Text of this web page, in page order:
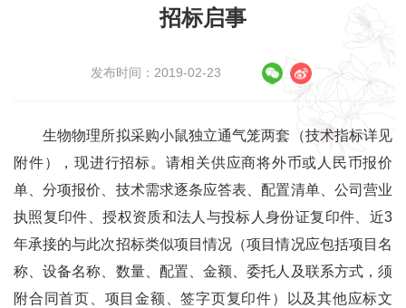
招标启事
发布时间：2019-02-23
生物物理所拟采购小鼠独立通气笼两套（技术指标详见
附件），现进行招标。请相关供应商将外币或人民币报价
单、分项报价、技术需求逐条应答表、配置清单、公司营业
执照复印件、授权资质和法人与投标人身份证复印件、近3
年承接的与此次招标类似项目情况（项目情况应包括项目名
称、设备名称、数量、配置、金额、委托人及联系方式，须
附合同首页、项目金额、签字页复印件）以及其他应标文